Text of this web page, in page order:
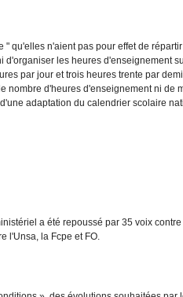
" qu'elles n'aient pas pour effet de
d'organiser les heures d'enseignement
par jour et trois heures trente par
nombre d'heures d'enseignement ni de
adaptation du calendrier scolaire
a été repoussé par 35 voix
l'Unsa, la Fcpe et FO.